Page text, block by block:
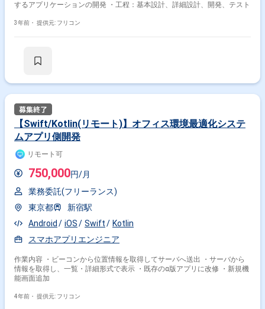
するアプリケーションの開発 ・工程：基本設計、詳細設計、開発、テスト
3年前・ 提供元: フリコン
【Swift/Kotlin(リモート)】オフィス環境最適化システ
ムアプリ側開発
リモート可
750,000円/月
業務委託(フリーランス)
東京都
新宿駅
Android
iOS Swift
Kotlin
スマホアプリエンジニア
作業内容 ・ビーコンから位置情報を取得してサーバへ送出 ・サーバから
情報を取得し、一覧・詳細形式で表示 ・既存のα版アプリに改修 ・新規機
能画面追加
4年前・ 提供元: フリコン